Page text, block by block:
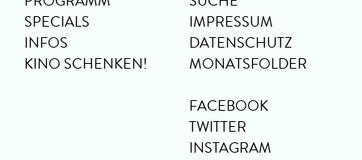
SPECIALS
INFOS
KINO SCHENKEN!
IMPRESSUM
DATENSCHUTZ
MONATSFOLDER
FACEBOOK
TWITTER
INSTAGRAM